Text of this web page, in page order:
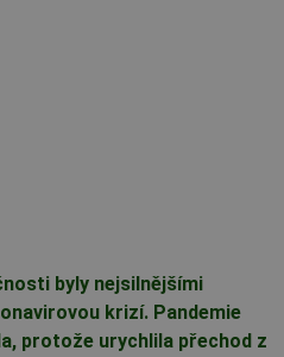
byly nejsilnějšími
krizí. Pandemie
protože urychlila přechod z